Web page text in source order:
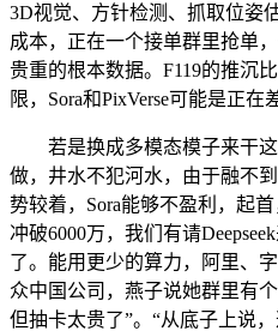
3D视觉、方针检测、抓取位姿
成本，正在一个接单群里抢单
贵重的根本数据。F119的推沉
限，Sora和PixVerse可能是正在
若是换成多模态模子来干这
做，井水不犯河水，由于融不
势较着，Sora能够不盈利，起
冲破6000万，我们有请
了。能用更少的算力，阿里、
众中国公司，燕子说她群里有
但抽卡太贵了”。“从底子上说